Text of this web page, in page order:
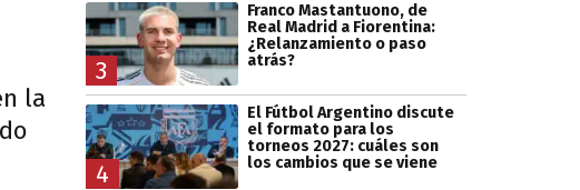
la
3
Franco Mastantuono, de
Real Madrid a Fiorentina:
¿Relanzamiento o paso
atrás?
4
El Fútbol Argentino discute
el formato para los
torneos 2027: cuáles son
los cambios que se viene